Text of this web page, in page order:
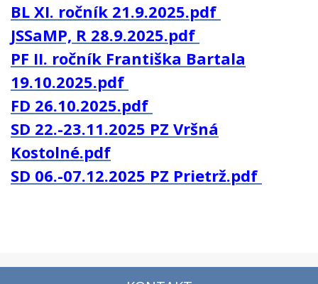
BL XI. ročník 21.9.2025.pdf
JSSaMP, R 28.9.2025.pdf
PF II. ročník Františka Bartala
19.10.2025.pdf
FD 26.10.2025.pdf
SD 22.-23.11.2025 PZ Vršná
Kostolné.pdf
SD 06.-07.12.2025 PZ Prietrž.pdf